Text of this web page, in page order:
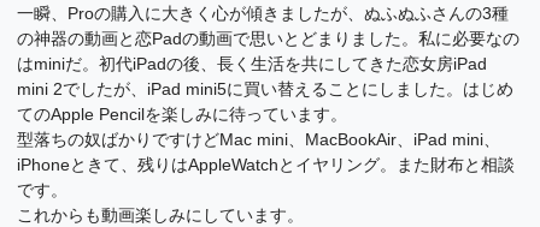
一瞬、Proの購入に大きく心が傾きましたが、ぬふぬふさんの3種
の神器の動画と恋Padの動画で思いとどまりました。私に必要なの
はminiだ。初代iPadの後、長く生活を共にしてきた恋女房iPad
mini 2でしたが、iPad mini5に買い替えることにしました。はじめ
てのApple Pencilを楽しみに待っています。
型落ちの奴ばかりですけどMac mini、MacBookAir、iPad mini、
iPhoneときて、残りはAppleWatchとイヤリング。また財布と相談
です。
これからも動画楽しみにしています。